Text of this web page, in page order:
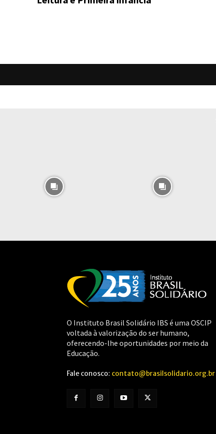
O Instituto Brasil Solidário IBS é uma OSCIP
voltada à valorização do ser humano,
oferecendo-lhe oportunidades por meio da
Educação.
Fale conosco: contato@brasilsolidario.org.br